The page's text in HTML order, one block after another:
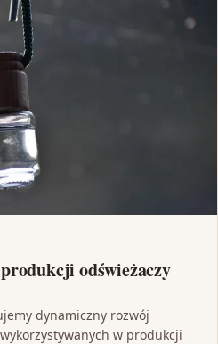
odświeżaczy
dynamiczny rozwój
w produkcji